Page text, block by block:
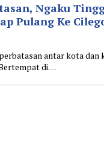
Ngaku
Pulang Ke
antar kota
di…